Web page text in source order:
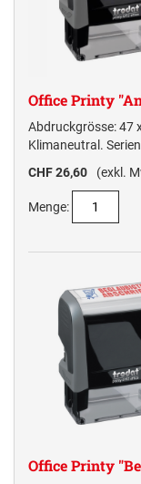
Office Printy
Abdruckgrösse: 47
Klimaneutral.
CHF 26,60
(exkl.
Menge:
Office Printy